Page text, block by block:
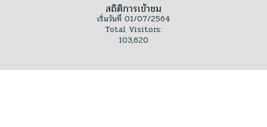
สถิติการเข้าชม
เริ่มวันที่ 01/07/2564
Total Visitors:
103,620